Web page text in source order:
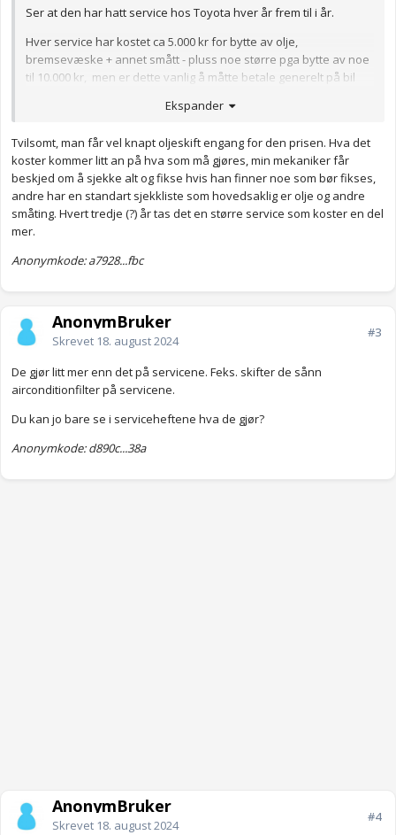
Ser at den har hatt service hos Toyota hver år frem til i år.
Hver service har kostet ca 5.000 kr for bytte av olje,
bremsevæske + annet smått - pluss noe større pga bytte av noe
til 10.000 kr, men er dette vanlig å måtte betale generelt på bil
jo flere som bare betaler kanskje 1.000 kr for service hvert
år, og syntes det er rart når der en Toyota som folk skryter er så
god bil mtp utgifter/driftsikker osv.
Hva er dine årlige utgifter med Yaris?
Anonymkode: 0c273...8a4
Ekspander
Tvilsomt, man får vel knapt oljeskift engang for den prisen. Hva det
koster kommer litt an på hva som må gjøres, min mekaniker får
beskjed om å sjekke alt og fikse hvis han finner noe som bør fikses,
andre har en standart sjekkliste som hovedsaklig er olje og andre
småting. Hvert tredje (?) år tas det en større service som koster en del
mer.
Anonymkode: a7928...fbc
AnonymBruker
Skrevet 18. august 2024
#3
De gjør litt mer enn det på servicene. Feks. skifter de sånn
airconditionfilter på servicene.
Du kan jo bare se i serviceheftene hva de gjør?
Anonymkode: d890c...38a
AnonymBruker
Skrevet 18. august 2024
#4